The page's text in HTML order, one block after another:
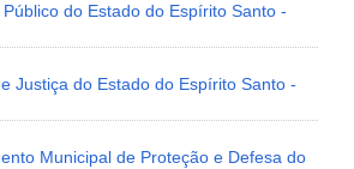
do Estado do Espírito Santo -
Justiça do Estado do Espírito Santo -
Municipal de Proteção e Defesa do